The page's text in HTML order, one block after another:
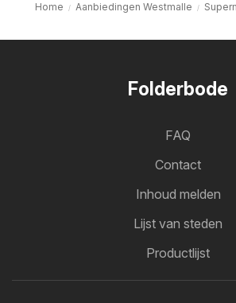
Home Aanbiedingen Westmalle
Folderbode
FAQ
Contact
Inhoud melden
Lijst van steden
Productlijst